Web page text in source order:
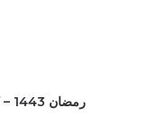
رمضان 1443 – كيفية ثبوت شهر الصوم